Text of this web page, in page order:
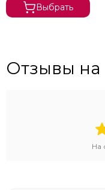
Выбрать
Отзывы на
На